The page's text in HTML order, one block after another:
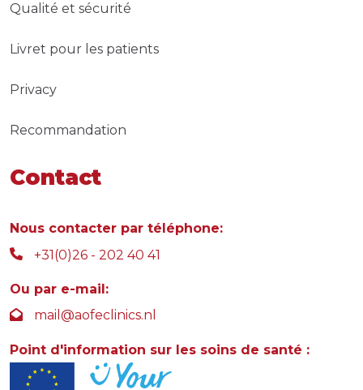
Qualité et sécurité
Livret pour les patients
Privacy
Recommandation
Contact
Nous contacter par téléphone:
+31(0)26 - 202 40 41
Ou par e-mail:
mail@aofeclinics.nl
Point d'information sur les soins de santé :